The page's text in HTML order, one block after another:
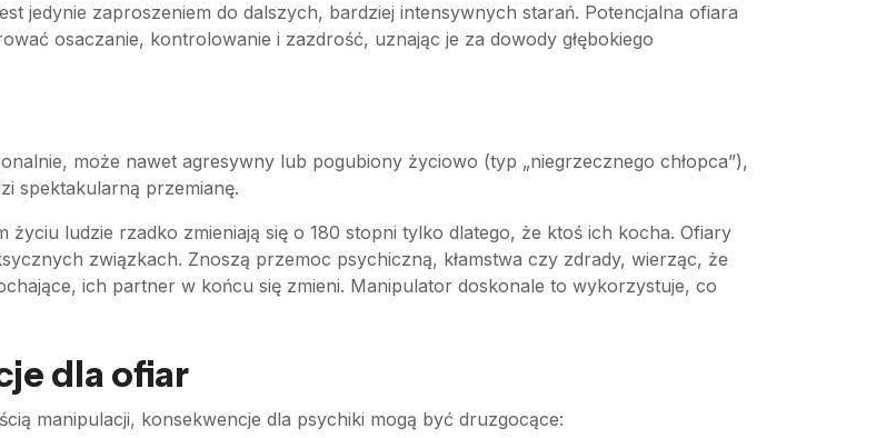
jedynie zaproszeniem do dalszych, bardziej intensywnych starań. Potencjalna ofiara
osaczanie, kontrolowanie i zazdrość, uznając je za dowody głębokiego
może nawet agresywny lub pogubiony życiowo (typ „niegrzecznego chłopca”),
spektakularną przemianę.
ludzie rzadko zmieniają się o 180 stopni tylko dlatego, że ktoś ich kocha. Ofiary
związkach. Znoszą przemoc psychiczną, kłamstwa czy zdrady, wierząc, że
ich partner w końcu się zmieni. Manipulator doskonale to wykorzystuje, co
dla ofiar
manipulacji, konsekwencje dla psychiki mogą być druzgocące: